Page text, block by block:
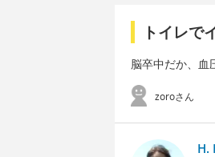
トイレで
脳卒中だか、血
zoroさん
H.